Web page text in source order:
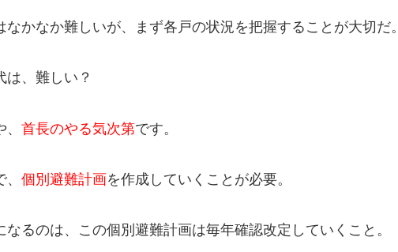
なかなか難しいが、まず各戸の状況を把握することが大切だ。
は、難しい？
首長のやる気次第です。
個別避難計画を作成していくことが必要。
なるのは、この個別避難計画は毎年確認改定していくこと。